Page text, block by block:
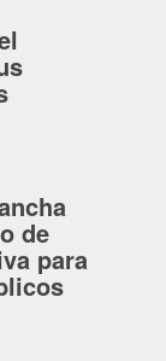
de
para